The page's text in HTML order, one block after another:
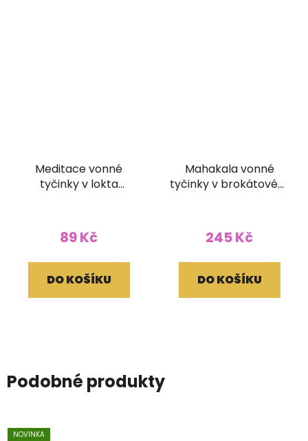
Meditace vonné
tyčinky v lokta
89 Kč
DO KOŠÍKU
Mahakala vonné
tyčinky v brokátovém
245 Kč
DO KOŠÍKU
Podobné produkty
NOVINKA